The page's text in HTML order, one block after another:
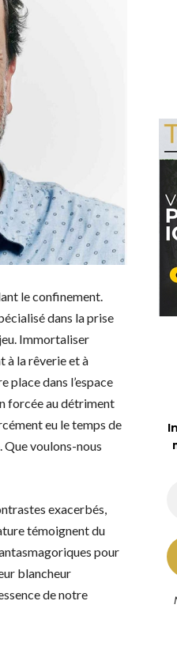
le confinement.
dans la prise
Immortaliser
à la rêverie et à
place dans l’espace
forcée au détriment
eu le temps de
voulons-nous
exacerbés,
témoignent du
pour
blancheur
de notre